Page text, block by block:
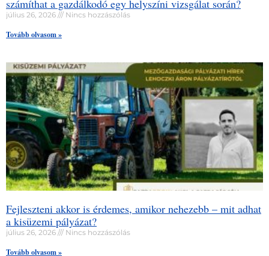
számíthat a gazdálkodó egy helyszíni vizsgálat során?
július 26, 2026 Nincs hozzászólás
Tovább olvasom »
Fejleszteni akkor is érdemes, amikor nehezebb – mit adhat
a kisüzemi pályázat?
július 26, 2026 Nincs hozzászólás
Tovább olvasom »